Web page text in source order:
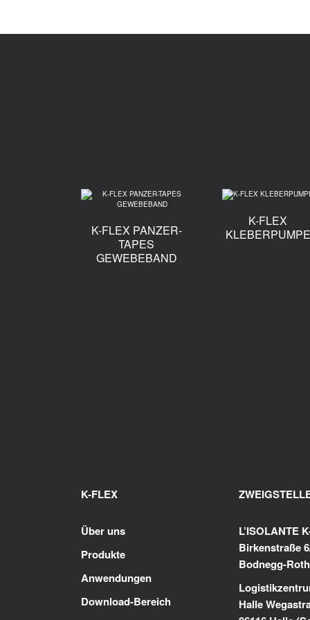
K-FLEX PANZER-
TAPES
GEWEBEBAND
K-FLEX
KLEBERPUMPE
K-FLEX
Über uns
Produkte
Anwendungen
Download-Bereich
L’ISOLANTE
Birkenstraße
Bodnegg-
Halle